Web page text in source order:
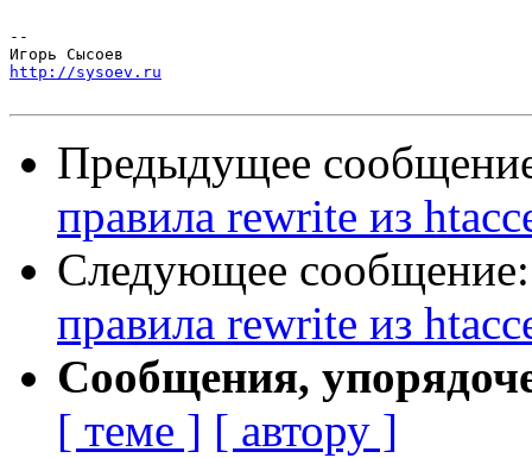
--
http://sysoev.ru
Предыдущее
правила rewrite из
Следующее
правила rewrite из
Сообщения,
[ теме ] [ автору ]